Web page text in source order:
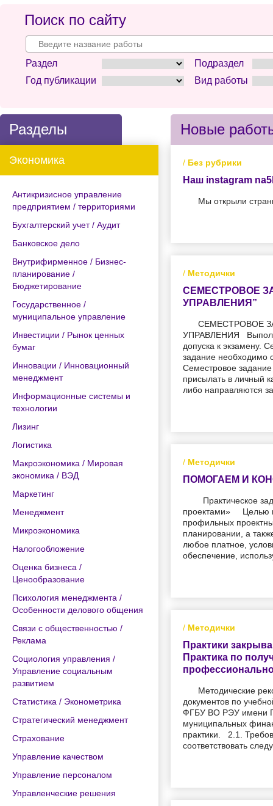
Поиск по сайту
Раздел
Подраздел
Год публикации
Вид работы
Разделы
Экономика
Антикризисное управление
предприятием / территориями
Бухгалтерский учет / Аудит
Банковское дело
Внутрифирменное / Бизнес-
планирование /
Бюджетирование
Государственное /
муниципальное управление
Инвестиции / Рынок ценных
бумаг
Инновации / Инновационный
менеджмент
Информационные системы и
технологии
Лизинг
Логистика
Макроэкономика / Мировая
экономика / ВЭД
Маркетинг
Менеджмент
Микроэкономика
Налогообложение
Оценка бизнеса /
Ценообразование
Психология менеджмента /
Особенности делового общения
Связи с общественностью /
Реклама
Социология управления /
Управление социальным
развитием
Статистика / Эконометрика
Стратегический менеджмент
Страхование
Управление качеством
Управление персоналом
Управленческие решения
Новые
/ Без рубрики
Наш instagram
Мы открыли
/ Методички
СЕМЕСТРОВОЕ
УПРАВЛЕНИЯ”
СЕМЕСТРОВОЕ
УПРАВЛЕНИЯ
допуска к экзамену.
задание необходимо
Семестровое
присылать в личный
либо направляются
/ Методички
ПОМОГАЕМ И
Практическое
проектами» Целью
профильных
планировании, а
любое платное,
обеспечение,
/ Методички
Практики
Практика по
Методические
документов по
ФГБУ ВО РЭУ имени
муниципальных
практики. 2.1.
соответствовать